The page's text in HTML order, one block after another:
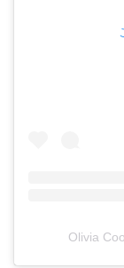
Olivia